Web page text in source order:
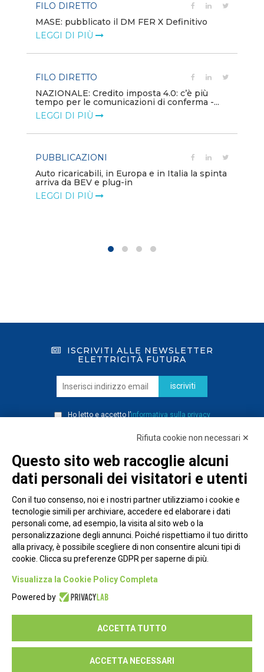
FILO DIRETTO
MASE: pubblicato il DM FER X Definitivo
LEGGI DI PIÙ
FILO DIRETTO
NAZIONALE: Credito imposta 4.0: c’è più
tempo per le comunicazioni di conferma -...
LEGGI DI PIÙ
PUBBLICAZIONI
Auto ricaricabili, in Europa e in Italia la spinta
arriva da BEV e plug-in
LEGGI DI PIÙ
ISCRIVITI ALLE NEWSLETTER
ELETTRICITÀ FUTURA
iscriviti
Ho letto e accetto l’informativa sulla privacy
Piazza Alessandria, 24 - 00198 Roma
Privacy Policy
Seguici su:
Rifiuta cookie non necessari ✕
Questo sito web raccoglie alcuni
dati personali dei visitatori e utenti
Con il tuo consenso, noi e i nostri partner utilizziamo i cookie e
tecnologie simili per archiviare, accedere ed elaborare i dati
personali come, ad esempio, la visita al sito web o la
personalizzazione degli annunci. Poiché rispettiamo il tuo diritto
alla privacy, è possibile scegliere di non consentire alcuni tipi di
cookie. Clicca su preferenze GDPR per saperne di più.
Visualizza la Cookie Policy Completa
Powered by
ACCETTA TUTTO
ACCETTA NECESSARI